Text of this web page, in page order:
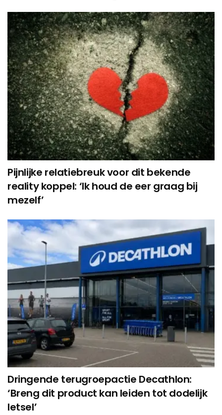
Pijnlijke relatiebreuk voor dit bekende
reality koppel: ‘Ik houd de eer graag bij
mezelf’
Dringende terugroepactie Decathlon:
‘Breng dit product kan leiden tot dodelijk
letsel’